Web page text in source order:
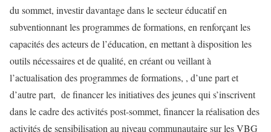
du sommet, investir davantage dans le secteur éducatif en
subventionnant les programmes de formations, en renforçant les
capacités des acteurs de l’éducation, en mettant à disposition les
outils nécessaires et de qualité, en créant ou veillant à
l’actualisation des programmes de formations, , d’une part et
d’autre part, de financer les initiatives des jeunes qui s’inscrivent
dans le cadre des activités post-sommet, financer la réalisation des
activités de sensibilisation au niveau communautaire sur les VBG